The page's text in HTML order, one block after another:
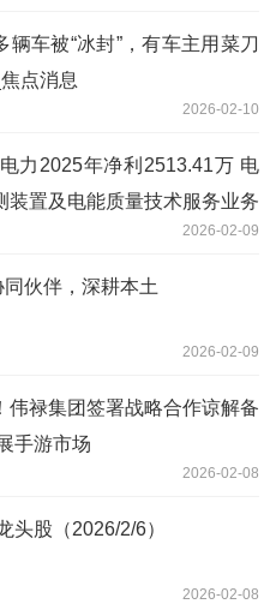
辆车被“冰封”，有车主用菜刀
点消息
2026-02-10
力2025年净利2513.41万 电
装置及电能质量技术服务业务
2026-02-09
伙伴，深耕本土
2026-02-09
伟禄集团签署战略合作谅解备
手游市场
2026-02-08
头股（2026/2/6）
2026-02-08